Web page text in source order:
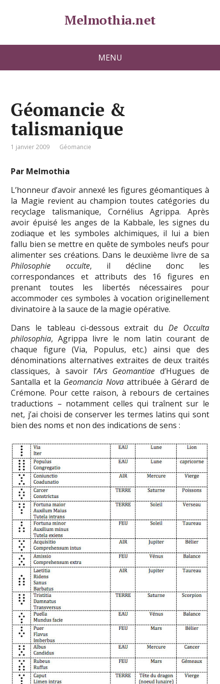
Melmothia.net
MENU
Géomancie &
talismanique
1 janvier 2009 Géomancie
Par Melmothia
L’honneur d’avoir annexé les figures géomantiques à
la Magie revient au champion toutes catégories du
recyclage talismanique, Cornélius Agrippa. Après
avoir épuisé les anges de la Kabbale, les signes du
zodiaque et les symboles alchimiques, il lui a bien
fallu bien se mettre en quête de symboles neufs pour
alimenter ses créations. Dans le deuxième livre de sa
Philosophie occulte, il décline donc les
correspondances et attributs des 16 figures en
prenant toutes les libertés nécessaires pour
accommoder ces symboles à vocation originellement
divinatoire à la sauce de la magie opérative.
Dans le tableau ci-dessous extrait du De Occulta
philosophia, Agrippa livre le nom latin courant de
chaque figure (Via, Populus, etc.) ainsi que des
dénominations alternatives extraites de deux traités
classiques, à savoir l’Ars Geomantiae d’Hugues de
Santalla et la Geomancia Novaattribuée à Gérard de
Crémone. Pour cette raison, à rebours de certaines
traductions – notamment celles qui traînent sur le
net, j’ai choisi de conserver les termes latins qui sont
bien des noms et non des indications de sens :